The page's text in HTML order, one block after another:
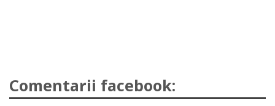
Comentarii facebook: